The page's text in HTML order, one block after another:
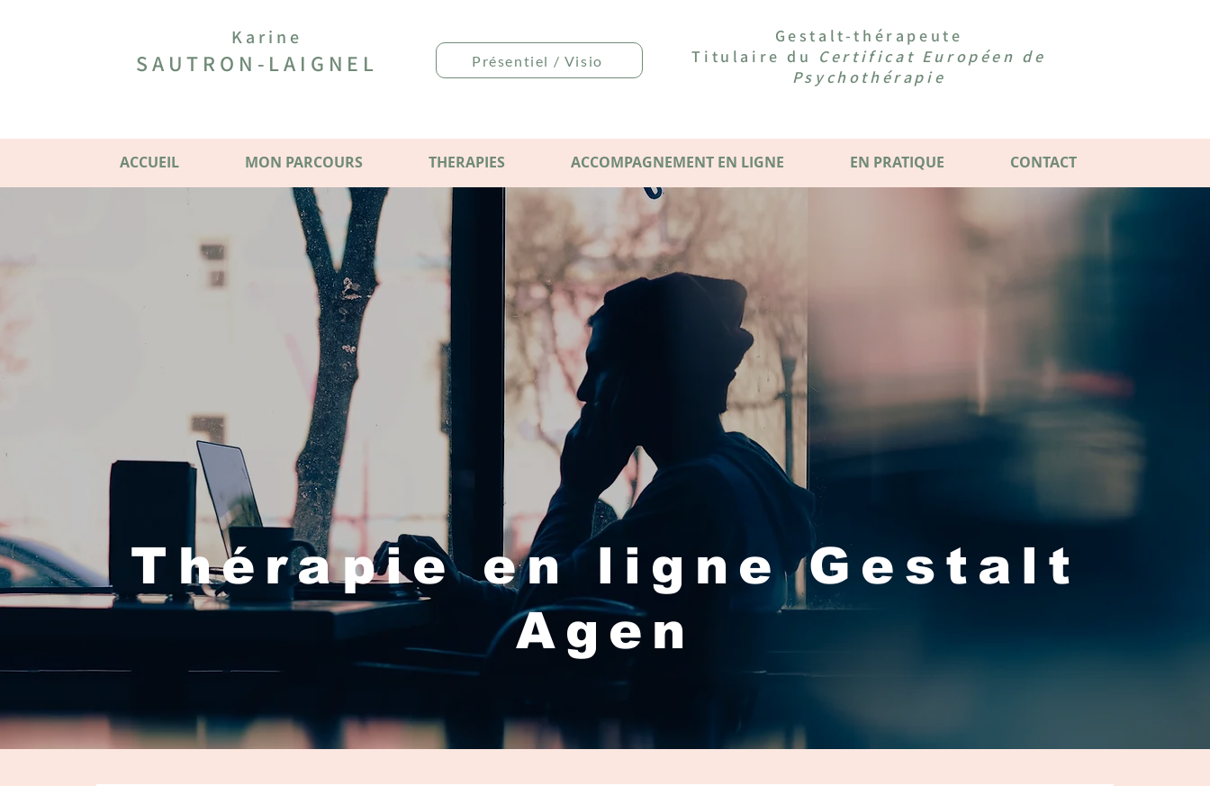
Karine
SAUTRON-LAIGNEL Présentiel / Visio
Gestalt-thérapeute
Titulaire du Certificat Européen de
Psychothérapie
ACCUEIL MON PARCOURS THERAPIES ACCOMPAGNEMENT EN LIGNE EN PRATIQUE CONTACT
Thérapie en ligne Gestalt
Agen